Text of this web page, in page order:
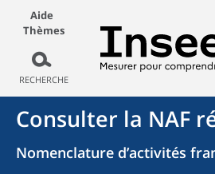
Aide
Thèmes
RECHERCHE
Consulter la NAF
Nomenclature d’activités